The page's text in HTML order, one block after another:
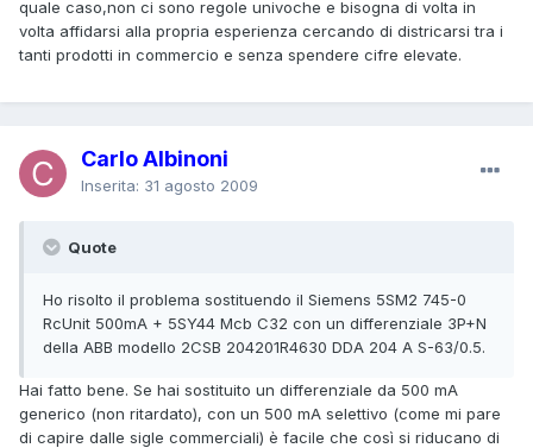
quale caso,non ci sono regole univoche e bisogna di volta in
volta affidarsi alla propria esperienza cercando di districarsi tra i
tanti prodotti in commercio e senza spendere cifre elevate.
Carlo Albinoni
Inserita: 31 agosto 2009
Quote
Ho risolto il problema sostituendo il Siemens 5SM2 745-0
RcUnit 500mA + 5SY44 Mcb C32 con un differenziale 3P+N
della ABB modello 2CSB 204201R4630 DDA 204 A S-63/0.5.
Hai fatto bene. Se hai sostituito un differenziale da 500 mA
generico (non ritardato), con un 500 mA selettivo (come mi pare
di capire dalle sigle commerciali) è facile che così si riducano di